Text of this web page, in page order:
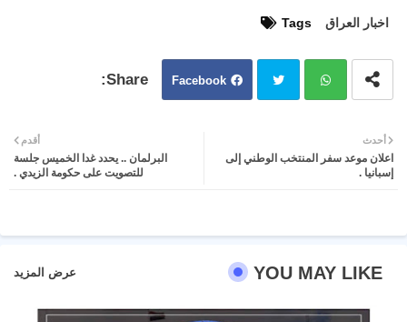
Tags اخبار العراق
Facebook
ter atsa
أحدث
اعلان موعد سفر المنتخب الوطني إلى
إسبانيا .
أقدم
البرلمان .. يحدد غدا الخميس جلسة
للتصويت على حكومة الزيدي .
YOU MAY LIKE عرض المزيد